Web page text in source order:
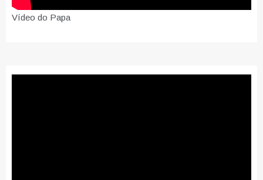
Vídeo do Papa